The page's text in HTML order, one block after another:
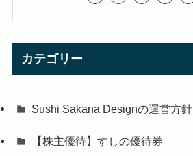
カテゴリー
Sushi Sakana Designの運営方針
【株主優待】すしの優待券